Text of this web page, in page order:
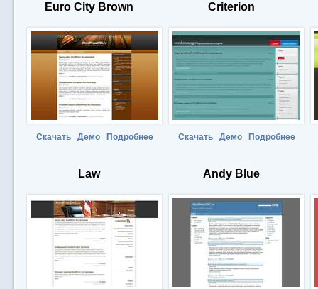
Euro City Brown
Скачать Демо Подробнее
Criterion
Скачать Демо Подробнее
Law Andy Blue